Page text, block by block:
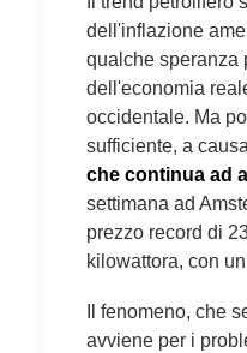
dell'inflazione
qualche speranza
dell'economia
occidentale. Ma
sufficiente, a
che continua ad
settimana ad
prezzo record di
kilowattora, con
Il fenomeno, che
avviene per i